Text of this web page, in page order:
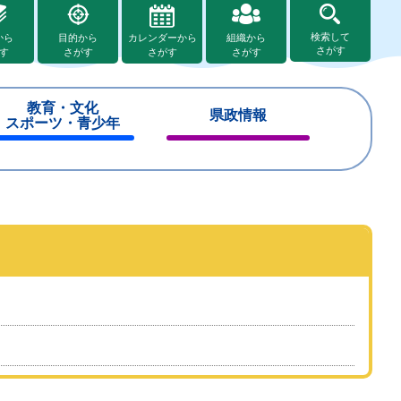
ら
目的から
さがす
カレンダーから
さがす
組織から
さがす
検索して
さがす
教育・文化
スポーツ・青少年
県政情報
じ